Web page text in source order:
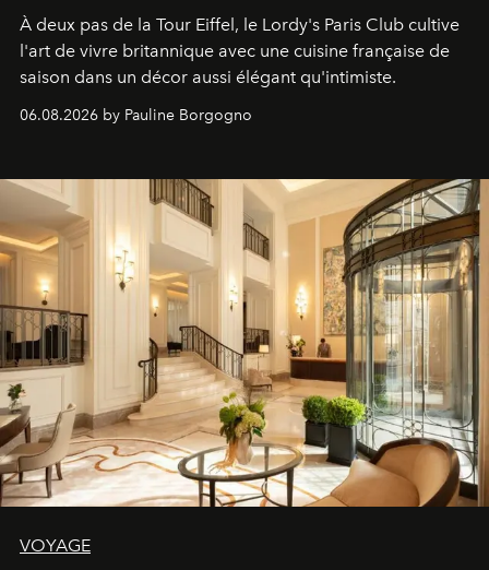
À deux pas de la Tour Eiffel, le Lordy's Paris Club cultive
l'art de vivre britannique avec une cuisine française de
saison dans un décor aussi élégant qu'intimiste.
06.08.2026 by Pauline Borgogno
VOYAGE